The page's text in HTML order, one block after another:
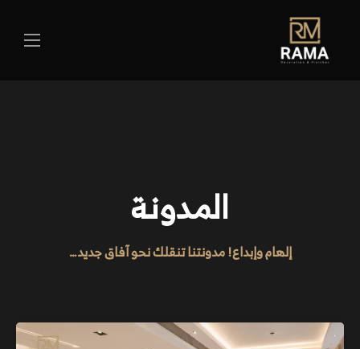
المدونة
إلهام وإبداع! مدونتنا تنقلك نحو آفاق جديد…